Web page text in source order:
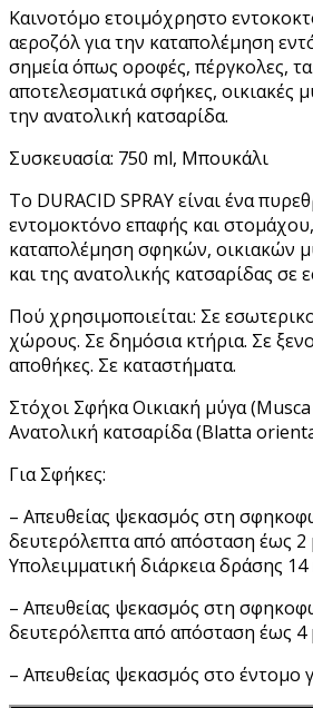
Καινοτόμο ετοιμόχρηστο
αεροζόλ για την καταπολέμηση
σημεία όπως οροφές, πέργκολες,
αποτελεσματικά σφήκες, οικιακές
την ανατολική κατσαρίδα.
Συσκευασία: 750 ml, Μπουκάλι
Το DURACID SPRAY είναι ένα
εντομοκτόνο επαφής και
καταπολέμηση σφηκών, οικιακών
και της ανατολικής κατσαρίδας
Πού χρησιμοποιείται: Σε
χώρους. Σε δημόσια κτήρια. Σε
αποθήκες. Σε καταστήματα.
Στόχοι Σφήκα Οικιακή μύγα
Ανατολική κατσαρίδα (Blatta
Για Σφήκες:
– Απευθείας ψεκασμός στη
δευτερόλεπτα από απόσταση έως 2
Yπολειμματική διάρκεια δράσης
– Απευθείας ψεκασμός στη
δευτερόλεπτα από απόσταση έως 4
– Απευθείας ψεκασμός στο έντομο